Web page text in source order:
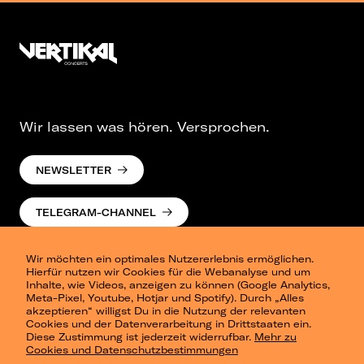
Wir möchten ein optimales Nutzererlebnis ermöglichen.
Hierfür nutzen wir Cookies für die Webanalyse und um
Inhalte, wie Videos, anzeigen zu können (Google Analytics,
Meta-Pixel, Youtube, Hotjar und Spotify). Durch „Alles
akzeptieren“ willigst Du in die Nutzung der relevanten
Cookies und der Datenverarbeitung in Drittstaaten ein.
Diese Zustimmung ist jederzeit widerrufbar. Mehr zu
Cookies und Datenschutzbestimmungen
Wir lassen was hören. Versprochen.
NEWSLETTER
TELEGRAM-CHANNEL
Presse
Berlin
Dresden